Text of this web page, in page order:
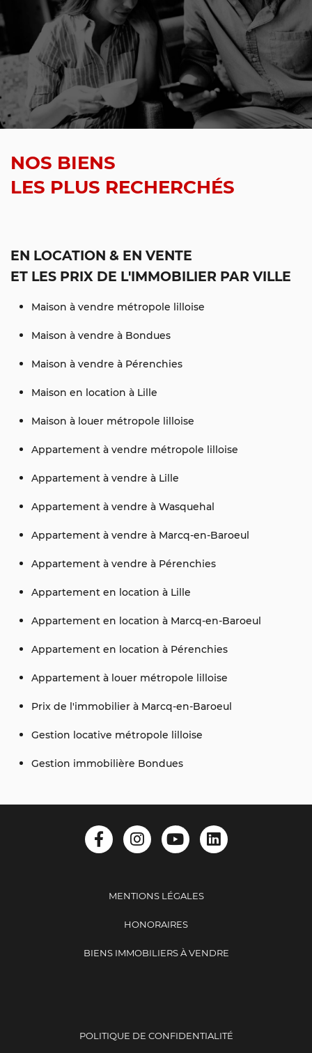
NOS BIENS
LES PLUS RECHERCHÉS
EN LOCATION & EN VENTE
ET LES PRIX DE L'IMMOBILIER PAR VILLE
Maison à vendre métropole lilloise
Maison à vendre à Bondues
Maison à vendre à Pérenchies
Maison en location à Lille
Maison à louer métropole lilloise
Appartement à vendre métropole lilloise
Appartement à vendre à Lille
Appartement à vendre à Wasquehal
Appartement à vendre à Marcq-en-Baroeul
Appartement à vendre à Pérenchies
Appartement en location à Lille
Appartement en location à Marcq-en-Baroeul
Appartement en location à Pérenchies
Appartement à louer métropole lilloise
Prix de l'immobilier à Marcq-en-Baroeul
Gestion locative métropole lilloise
Gestion immobilière Bondues
MENTIONS LÉGALES
HONORAIRES
BIENS IMMOBILIERS À VENDRE
POLITIQUE DE CONFIDENTIALITÉ